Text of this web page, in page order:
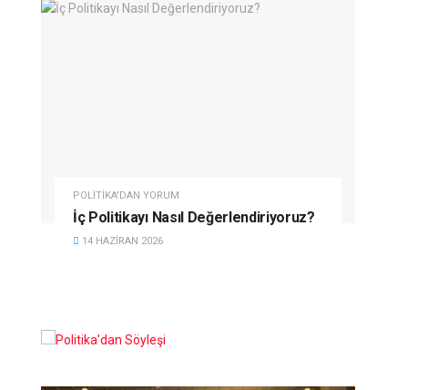
POLITIKA'DAN YORUM
İç Politikayı Nasıl Değerlendiriyoruz?
14 HAZIRAN 2026